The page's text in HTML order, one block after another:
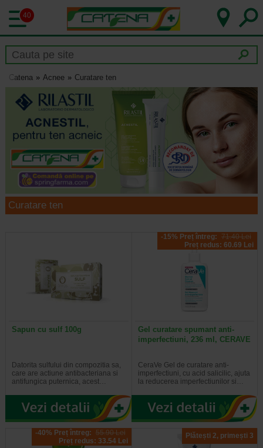
40
Catena Acnee Curatare ten
Curatare ten
Sapun cu sulf 100g
Datorita sulfului din compozitia sa,
care are actiune antibacteriana si
antifungica puternica, acest…
-15% Preț întreg: 71.40 Lei
Preț redus: 60.69 Lei
Gel curatare spumant anti-
imperfectiuni, 236 ml, CERAVE
CeraVe Gel de curatare anti-
imperfectiuni, cu acid salicilic, ajuta
la reducerea imperfectiunilor si…
-40% Preț întreg: 55.90 Lei
Preț redus: 33.54 Lei
Plătești 2, primești 3